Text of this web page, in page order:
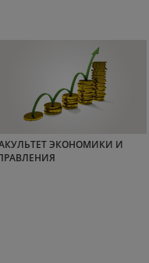
ЭКОНОМИКИ И